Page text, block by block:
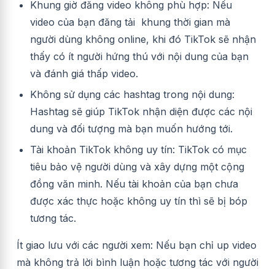
Khung giờ đăng video không phù hợp: Nếu
video của bạn đăng tải khung thời gian mà
người dùng không online, khi đó TikTok sẽ nhận
thấy có ít người hứng thú với nội dung của bạn
và đánh giá thấp video.
Không sử dụng các hashtag trong nội dung:
Hashtag sẽ giúp TikTok nhận diện được các nội
dung và đối tượng mà bạn muốn hướng tới.
Tài khoản TikTok không uy tín: TikTok có mục
tiêu bảo vệ người dùng và xây dựng một cộng
đồng văn minh. Nếu tài khoản của bạn chưa
được xác thực hoặc không uy tín thì sẽ bị bóp
tương tác.
Ít giao lưu với các người xem: Nếu bạn chỉ up video
mà không trả lời bình luận hoặc tương tác với người